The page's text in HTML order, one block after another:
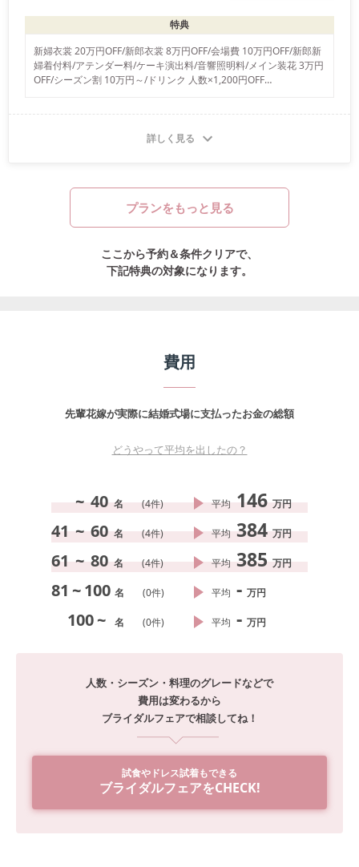
特典
新婦衣裳 20万円OFF/新郎衣裳 8万円OFF/会場費 10万円OFF/新郎新
婦着付料/アテンダー料/ケーキ演出料/音響照明料/メイン装花 3万円
OFF/シーズン割 10万円～/ドリンク 人数×1,200円OFF
詳しく見る
プランをもっと見る
ここから予約＆条件クリアで、
下記特典の対象になります。
費用
先輩花嫁が実際に結婚式場に支払ったお金の総額
どうやって平均を出したの？
~ 40 名 (4件) 平均 146 万円
41 ~ 60 名 (4件) 平均 384 万円
61 ~ 80 名 (4件) 平均 385 万円
81 ~100 名 (0件) 平均 - 万円
100~ 名 (0件) 平均 - 万円
人数・シーズン・料理のグレードなどで
費用は変わるから
ブライダルフェアで相談してね！
試食やドレス試着もできる
ブライダルフェアをCHECK!